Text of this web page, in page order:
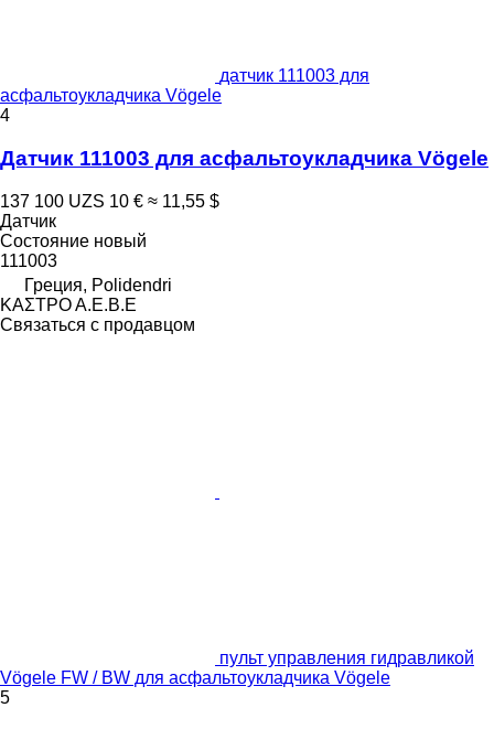
датчик 111003 для
асфальтоукладчика Vögele
4
Датчик 111003 для асфальтоукладчика Vögele
137 100 UZS 10 € ≈ 11,55 $
Датчик
Состояние новый
111003
Греция, Polidendri
ΚΑΣΤΡΟ Α.Ε.Β.Ε
Связаться с продавцом
пульт управления гидравликой
Vögele FW / BW для асфальтоукладчика Vögele
5